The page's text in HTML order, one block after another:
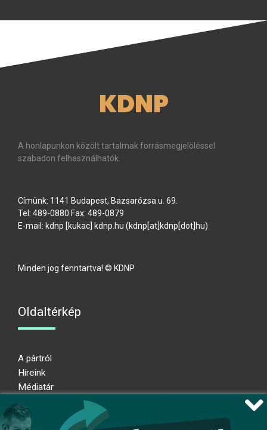
KDNP
A honlapunkon közölt tartalmak forrásmegjelöléssel
szabadon felhasználhatók.
Címünk: 1141 Budapest, Bazsarózsa u. 69.
Tel: 489-0880 Fax: 489-0879
E-mail: kdnp [kukac] kdnp.hu (kdnp[at]kdnp[dot]hu)
Minden jog fenntartva! © KDNP
Oldaltérkép
A pártról
Híreink
Médiatár
Adatkezelési nyilatkozat